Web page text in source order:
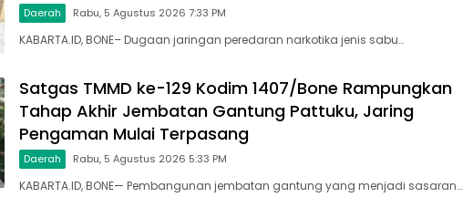
Daerah Rabu, 5 Agustus 2026 7:33 PM
KABARTA.ID, BONE– Dugaan jaringan peredaran narkotika jenis sabu…
Satgas TMMD ke-129 Kodim 1407/Bone Rampungkan
Tahap Akhir Jembatan Gantung Pattuku, Jaring
Pengaman Mulai Terpasang
Daerah Rabu, 5 Agustus 2026 5:33 PM
KABARTA.ID, BONE— Pembangunan jembatan gantung yang menjadi sasaran…